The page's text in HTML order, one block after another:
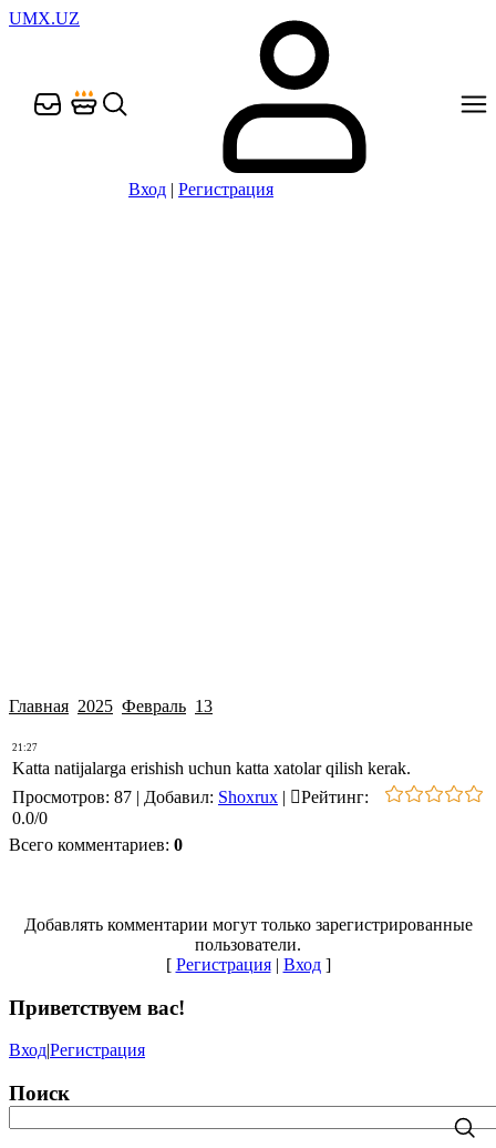
UMX.UZ
Вход | Регистрация
Главная 2025 Февраль 13
21:27
Katta natijalarga erishish uchun katta xatolar qilish kerak.
Просмотров: 87 | Добавил: Shoxrux | Рейтинг:
0.0/0
Всего комментариев: 0
Добавлять комментарии могут только зарегистрированные
пользователи.
[ Регистрация| Вход]
Приветствуем вас!
Вход|Регистрация
Поиск